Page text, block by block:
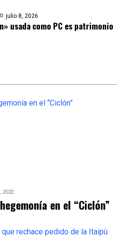
julio 8, 2026
usada como PC es patrimonio
2022
en el “Ciclón”